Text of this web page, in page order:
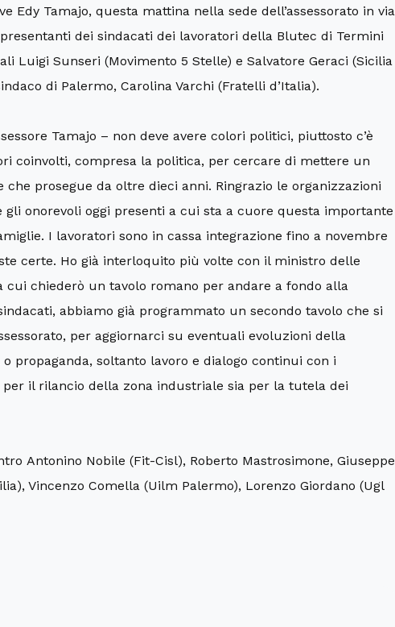
Edy Tamajo, questa mattina nella sede dell’assessorato in via
dei sindacati dei lavoratori della Blutec di Termini
Luigi Sunseri (Movimento 5 Stelle) e Salvatore Geraci (Sicilia
di Palermo, Carolina Varchi (Fratelli d’Italia).
Tamajo – non deve avere colori politici, piuttosto c’è
coinvolti, compresa la politica, per cercare di mettere un
prosegue da oltre dieci anni. Ringrazio le organizzazioni
onorevoli oggi presenti a cui sta a cuore questa importante
I lavoratori sono in cassa integrazione fino a novembre
certe. Ho già interloquito più volte con il ministro delle
cui chiederò un tavolo romano per andare a fondo alla
abbiamo già programmato un secondo tavolo che si
per aggiornarci su eventuali evoluzioni della
propaganda, soltanto lavoro e dialogo continui con i
il rilancio della zona industriale sia per la tutela dei
Antonino Nobile (Fit-Cisl), Roberto Mastrosimone, Giuseppe
Vincenzo Comella (Uilm Palermo), Lorenzo Giordano (Ugl